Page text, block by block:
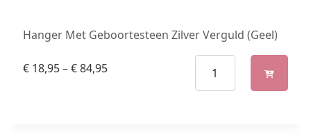
Hanger Met Geboortesteen Zilver Verguld (Geel)
€ 18,95–€84,95